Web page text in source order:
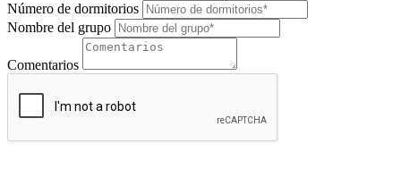
Número de dormitorios
Nombre del grupo
Comentarios